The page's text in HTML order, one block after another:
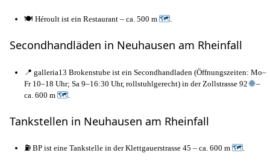
🍽️ Héroult ist ein Restaurant – ca. 500 m 🗺
Secondhandläden in Neuhausen am Rheinfall
📍 galleria13 Brokenstube ist ein Secondhandladen (Öffnungszeiten: Mo–
Fr 10–18 Uhr; Sa 9–16:30 Uhr, rollstuhlgerecht) in der Zollstrasse 92🌐–
ca. 600 m 🗺
Tankstellen in Neuhausen am Rheinfall
⛽ BP ist eine Tankstelle in der Klettgauerstrasse 45 – ca. 600 m 🗺.